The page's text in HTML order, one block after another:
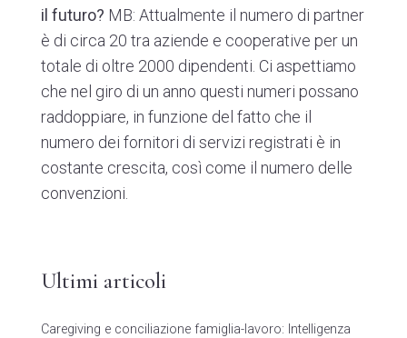
il futuro? MB: Attualmente il numero di partner
è di circa 20 tra aziende e cooperative per un
totale di oltre 2000 dipendenti. Ci aspettiamo
che nel giro di un anno questi numeri possano
raddoppiare, in funzione del fatto che il
numero dei fornitori di servizi registrati è in
costante crescita, così come il numero delle
convenzioni.
Ultimi articoli
Caregiving e conciliazione famiglia-lavoro: Intelligenza